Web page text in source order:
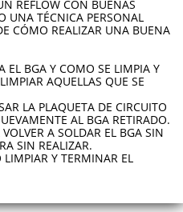
REFLOW CON BUENAS
UNA TÉCNICA PERSONAL
CÓMO REALIZAR UNA BUENA
EL BGA Y COMO SE LIMPIA Y
AQUELLAS QUE SE
LA PLAQUETA DE CIRCUITO
AL BGA RETIRADO.
A SOLDAR EL BGA SIN
SIN REALIZAR.
Y TERMINAR EL